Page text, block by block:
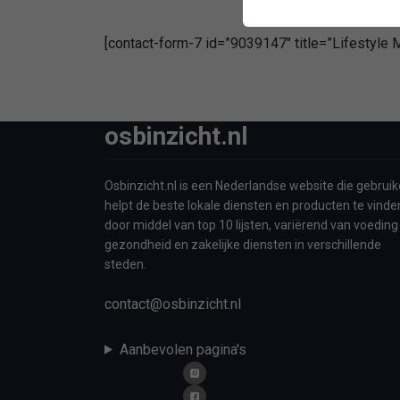
[contact-form-7 id=”9039147″ title=”Lifestyle
osbinzicht.nl
Osbinzicht.nl is een Nederlandse website die
helpt de beste lokale diensten en producten te
door middel van top 10 lijsten, variërend van
gezondheid en zakelijke diensten in verschillende
steden.
contact@osbinzicht.nl
Aanbevolen pagina's